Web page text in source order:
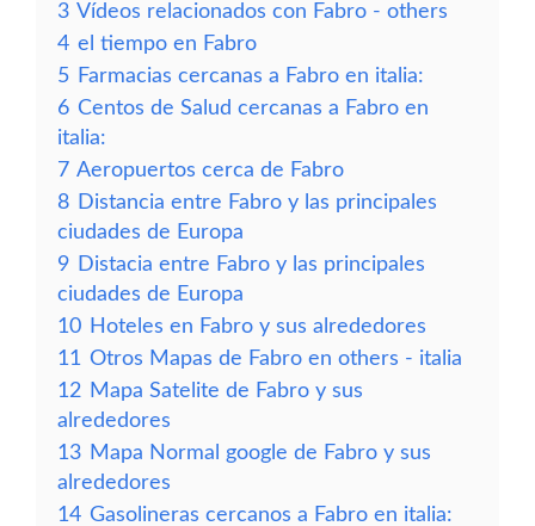
3 Vídeos relacionados con Fabro - others
4 el tiempo en Fabro
5 Farmacias cercanas a Fabro en italia:
6 Centos de Salud cercanas a Fabro en
italia:
7 Aeropuertos cerca de Fabro
8 Distancia entre Fabro y las principales
ciudades de Europa
9 Distacia entre Fabro y las principales
ciudades de Europa
10 Hoteles en Fabro y sus alrededores
11 Otros Mapas de Fabro en others - italia
12 Mapa Satelite de Fabro y sus
alrededores
13 Mapa Normal google de Fabro y sus
alrededores
14 Gasolineras cercanos a Fabro en italia: